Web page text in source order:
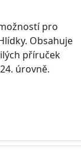
pro
Obsahuje
příruček
úrovně.